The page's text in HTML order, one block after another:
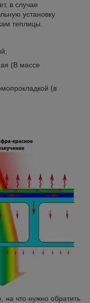
в случае
установку
теплицы.
(В массе
(в
на что нужно обратить